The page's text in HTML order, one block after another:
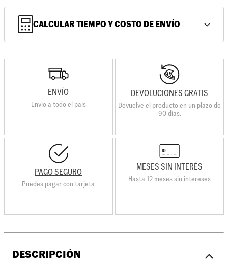
CALCULAR TIEMPO Y COSTO DE ENVÍO
ENVÍO
Envio a todo el país
DEVOLUCIONES GRATIS
Devuelve el producto en un plazo de
90 días.
PAGO SEGURO
Puedes pagar con tarjeta
MESES SIN INTERÉS
Hasta 12 meses sin intereses
DESCRIPCIÓN